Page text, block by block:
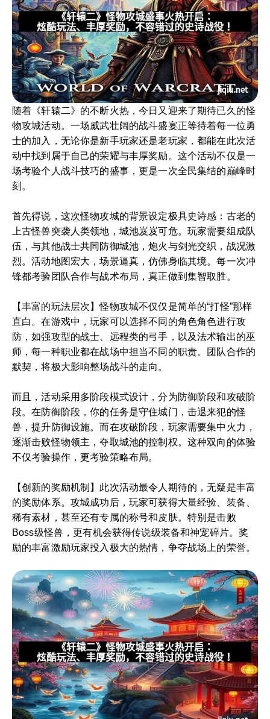
随着《轩辕二》的不断火热，今日又迎来了期待已久的怪
物攻城活动。一场威武壮阔的战斗盛宴正等待着每一位勇
士的加入，无论你是新手玩家还是老玩家，都能在此次活
动中找到属于自己的荣耀与丰厚奖励。这个活动不仅是一
场考验个人战斗技巧的盛事，更是一次全民集结的巅峰时
刻。
首先得说，这次怪物攻城的背景设定极具史诗感：古老的
上古怪兽突袭人类领地，城池岌岌可危。玩家需要组成队
伍，与其他战士共同防御城池，炮火与剑光交织，战况激
烈。活动地图宏大，场景逼真，仿佛身临其境。每一次冲
锋都考验团队合作与战术布局，真正做到集智取胜。
【丰富的玩法层次】怪物攻城不仅仅是简单的“打怪”那样
直白。在游戏中，玩家可以选择不同的角色角色进行攻
防，如强攻型的战士、远程类的弓手，以及法术输出的巫
师，每一种职业都在战场中担当不同的职责。团队合作的
默契，将极大影响整场战斗的走向。
而且，活动采用多阶段模式设计，分为防御阶段和攻破阶
段。在防御阶段，你的任务是守住城门，击退来犯的怪
兽，提升防御设施。而在攻破阶段，玩家需要集中火力，
逐渐击败怪物领主，夺取城池的控制权。这种双向的体验
不仅考验操作，更考验策略布局。
【创新的奖励机制】此次活动最令人期待的，无疑是丰富
的奖励体系。攻城成功后，玩家可获得大量经验、装备、
稀有素材，甚至还有专属的称号和皮肤。特别是击败
Boss级怪兽，更有机会获得传说级装备和神宠碎片。奖
励的丰富激励玩家投入极大的热情，争夺战场上的荣誉。